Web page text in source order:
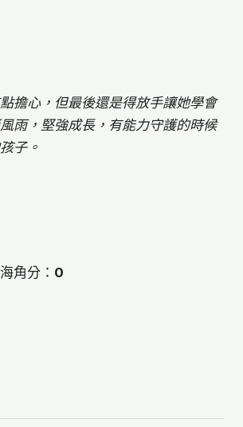
擔心，但最後還是得放手讓她學會
雨，堅強成長，有能力守護的時候
子。
角分： 0